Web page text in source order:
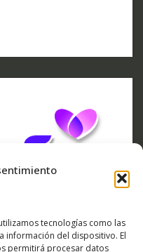
tecnologías como las
información del dispositivo. El
permitirá procesar datos